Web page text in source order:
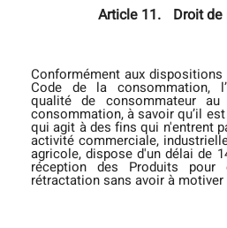
Article 11. Droit
Conformément aux
Code de la consommation,
qualité de consommateur
consommation, à savoir qu’il
qui agit à des fins qui n'entrent
activité commerciale,
agricole, dispose d'un délai de
réception des Produits
rétractation sans avoir à